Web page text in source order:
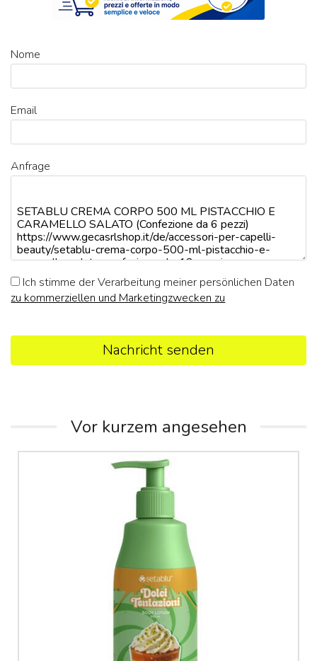
Nome
Email
Anfrage
Ich stimme der Verarbeitung meiner persönlichen Daten
zu kommerziellen und Marketingzwecken zu
Nachricht senden
Vor kurzem angesehen